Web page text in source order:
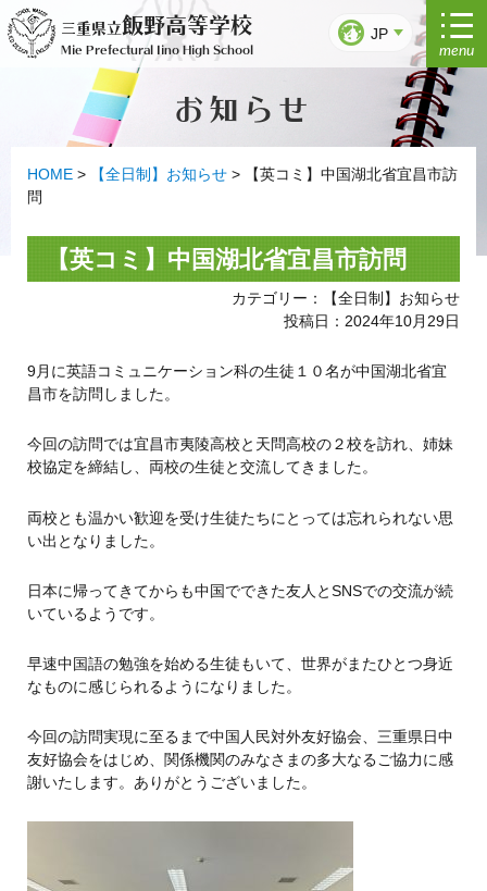
ン
三重県立飯野高等学校
Mie Prefectural Iino High School
JP
menu
お知らせ
HOME > 【全日制】お知らせ >
【英コミ】中国湖北省宜昌市訪
問
【英コミ】中国湖北省宜昌市訪問
カテゴリー：【全日制】お知らせ
投稿日：2024年10月29日
9月に英語コミュニケーション科の生徒１０名が中国湖北省宜
昌市を訪問しました。
今回の訪問では宜昌市夷陵高校と天問高校の２校を訪れ、姉妹
校協定を締結し、両校の生徒と交流してきました。
両校とも温かい歓迎を受け生徒たちにとっては忘れられない思
い出となりました。
日本に帰ってきてからも中国でできた友人とSNSでの交流が続
いているようです。
早速中国語の勉強を始める生徒もいて、世界がまたひとつ身近
なものに感じられるようになりました。
今回の訪問実現に至るまで中国人民対外友好協会、三重県日中
友好協会をはじめ、関係機関のみなさまの多大なるご協力に感
謝いたします。ありがとうございました。